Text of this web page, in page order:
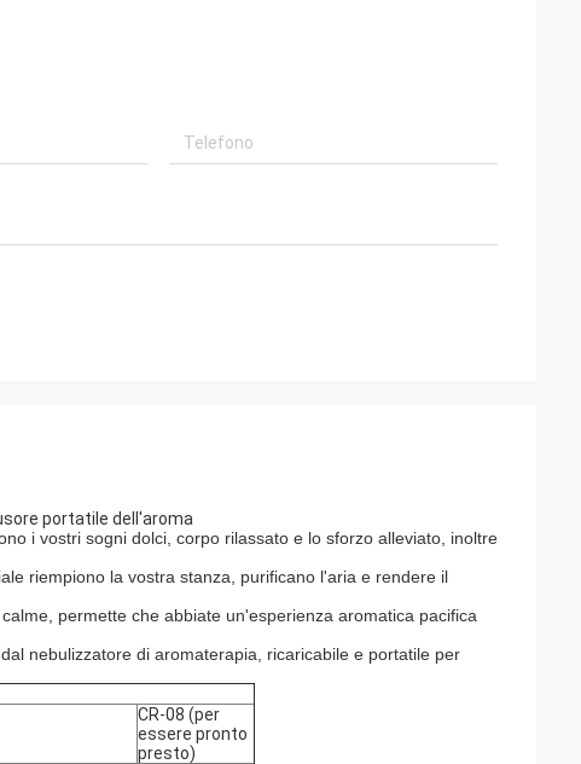
portatile dell'aroma
i vostri sogni dolci, corpo rilassato e lo sforzo alleviato, inoltre
riempiono la vostra stanza, purificano l'aria e rendere il
permette che abbiate un'esperienza aromatica pacifica
nebulizzatore di aromaterapia, ricaricabile e portatile per
CR-08 (per
essere pronto
presto)